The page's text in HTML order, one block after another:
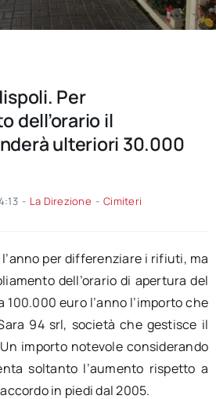
Per
dell’orario il
ulteriori 30.000
- La Direzione - Cimiteri
per differenziare i rifiuti, ma
dell’orario di apertura del
euro l’anno l’importo che
94 srl, società che gestisce il
importo notevole considerando
soltanto l’aumento rispetto a
in piedi dal 2005.